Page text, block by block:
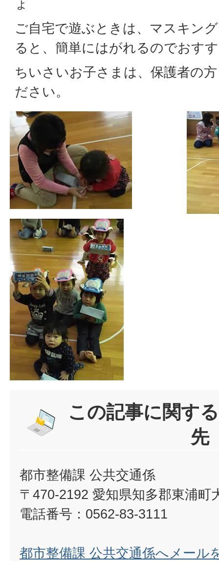
ょ
ご自宅で遊ぶときは、マスキン
ると、簡単にはがれるのでおす
ちいさいお子さまは、保護者の
ださい。
この記事に関す
先
都市整備課 公共交通係
〒470-2192 愛知県知多郡東浦町
電話番号：0562-83-3111
都市整備課 公共交通係へメール